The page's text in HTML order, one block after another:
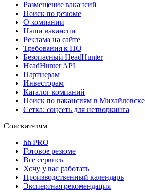
Размещение вакансий
Поиск по резюме
О компании
Наши вакансии
Реклама на сайте
Требования к ПО
Безопасный HeadHunter
HeadHunter API
Партнерам
Инвесторам
Каталог компаний
Поиск по вакансиям в Михайловске
Сетка: соцсеть для нетворкинга
Соискателям
hh PRO
Готовое резюме
Все сервисы
Хочу у вас работать
Производственный календарь
Экспертная рекомендация